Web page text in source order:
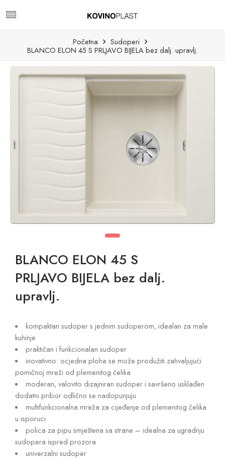
Početna
Sudoperi
BLANCO ELON 45 S PRLJAVO BIJELA bez dalj. upravlj.
BLANCO ELON 45 S
PRLJAVO BIJELA bez dalj.
upravlj.
kompaktan sudoper s jednim sudoperom, idealan za male
kuhinje
praktičan i funkcionalan sudoper
inovativno: ocjedna ploha se može produžiti zahvaljujući
pomičnoj mreži od plemenitog čelika
moderan, valovito dizajniran sudoper i savršeno usklađen
dodatni pribor odlično se nadopunjuju
multifunkcionalna mreža za cijeđenje od plemenitog čelika
u isporuci
polica za pipu smještena sa strane – idealna za ugradnju
sudopera ispred prozora
univerzalni sudoper